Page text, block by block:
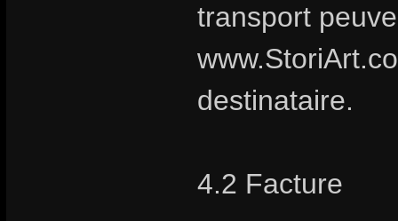
transport
destinataire.
4.2 Facture